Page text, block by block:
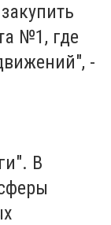
№1, где
-
В